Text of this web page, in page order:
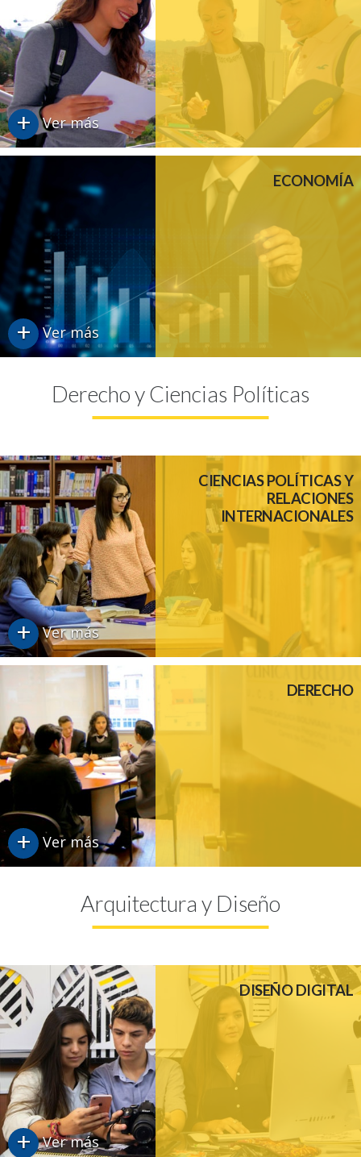
+ Ver más
ECONOMÍA
+ Ver más
Derecho y Ciencias Políticas
CIENCIAS POLÍTICAS Y
RELACIONES
INTERNACIONALES
+ Ver más
DERECHO
+ Ver más
Arquitectura y Diseño
DISEÑO DIGITAL
+ Ver más